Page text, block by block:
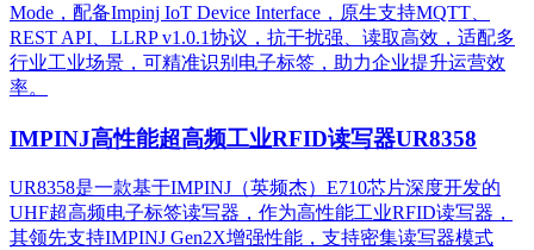
Mode，配备Impinj IoT Device Interface，原生支持MQTT、
REST API、LLRP v1.0.1协议，抗干扰强、读取高效，适配多
行业工业场景，可精准识别电子标签，助力企业提升运营效
率。
IMPINJ高性能超高频工业RFID读写器UR8358
UR8358是一款基于IMPINJ（英频杰）E710芯片深度开发的
UHF超高频电子标签读写器，作为高性能工业RFID读写器，
其领先支持IMPINJ Gen2X增强性能，支持密集读写器模式